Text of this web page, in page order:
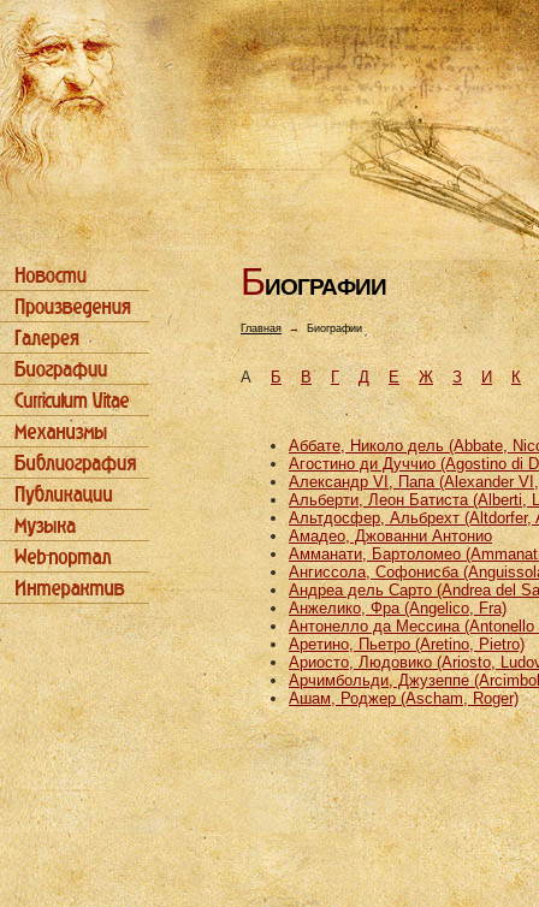
БИОГРАФИИ
Главная→ Биографии
АБ В Г Д Е Ж З И К
Аббате, Николо дель (Abbate,
Агостино ди Дуччио (Agostino di
Александр VI, Папа (Alexander
Альберти, Леон Батиста (Alberti,
Альтдосфер, Альбрехт (Altdorfer,
Амадео, Джованни Антонио
Амманати, Бартоломео
Ангиссола, Софонисба
Андреа дель Сарто (Andrea del
Анжелико, Фра (Angelico, Fra)
Антонелло да Мессина (Antonello
Аретино, Пьетро (Aretino, Pietro)
Ариосто, Людовико (Ariosto,
Арчимбольди, Джузеппе
Ашам, Роджер (Ascham, Roger)